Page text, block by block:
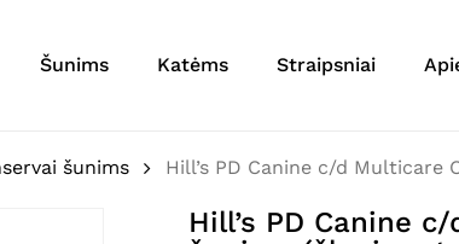
Šunims Katėms Straipsniai
šunims Hill’s PD Canine c/d Multicare
Hill’s PD Canine
Būkite pirmas aprašęs